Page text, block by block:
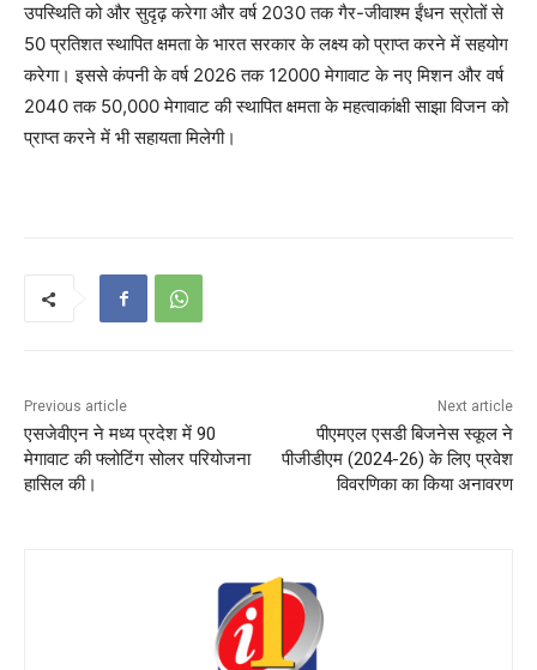
उपस्थिति को और सुदृढ़ करेगा और वर्ष 2030 तक गैर-जीवाश्म ईंधन स्रोतों से
50 प्रतिशत स्थापित क्षमता के भारत सरकार के लक्ष्य को प्राप्त करने में सहयोग
करेगा। इससे कंपनी के वर्ष 2026 तक 12000 मेगावाट के नए मिशन और वर्ष
2040 तक 50,000 मेगावाट की स्थापित क्षमता के महत्वाकांक्षी साझा विजन को
प्राप्त करने में भी सहायता मिलेगी।
Previous article
एसजेवीएन ने मध्‍य प्रदेश में 90
मेगावाट की फ्लोटिंग सोलर परियोजना
हासिल की।
Next article
पीएमएल एसडी बिजनेस स्कूल ने
पीजीडीएम (2024-26) के लिए प्रवेश
विवरणिका का किया अनावरण